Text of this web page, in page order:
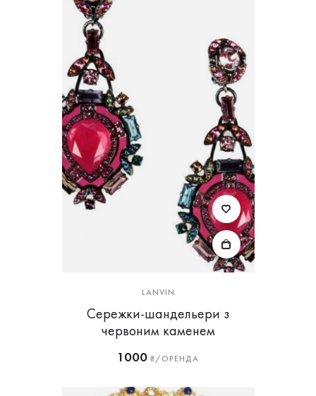
LANVIN
Сережки-шандельери з
червоним каменем
1000 ₴/ОРЕНДА